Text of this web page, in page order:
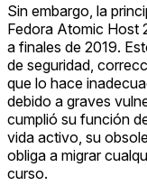
Sin embargo, la
Fedora Atomic Host
a finales de 2019.
de seguridad,
que lo hace
debido a graves
cumplió su función
vida activo, su
obliga a migrar
curso.